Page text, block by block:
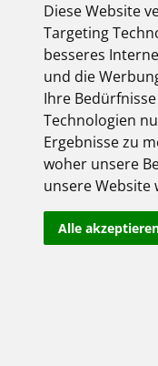
Diese Website
Targeting
besseres
und die
Ihre
Technologien
Ergebnisse zu
woher unsere
unsere Website
Alle